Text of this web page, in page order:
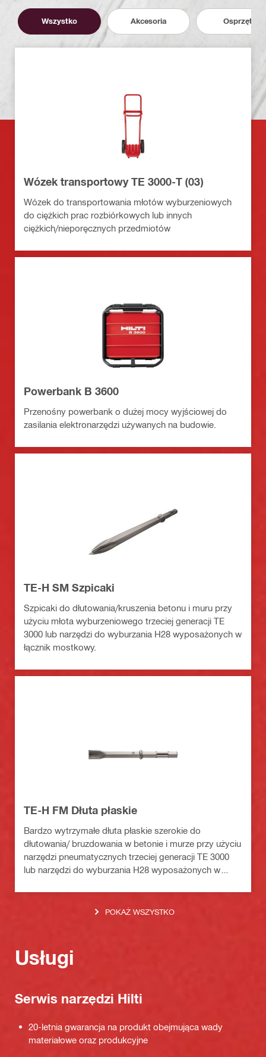
Wszystko Akcesoria Osprzęt
Wózek transportowy TE 3000-T (03)
Wózek do transportowania młotów wyburzeniowych
do ciężkich prac rozbiórkowych lub innych
ciężkich/nieporęcznych przedmiotów
Powerbank B 3600
Przenośny powerbank o dużej mocy wyjściowej do
zasilania elektronarzędzi używanych na budowie.
TE-H SM Szpicaki
Szpicaki do dłutowania/kruszenia betonu i muru przy
użyciu młota wyburzeniowego trzeciej generacji TE
3000 lub narzędzi do wyburzania H28 wyposażonych w
łącznik mostkowy.
TE-H FM Dłuta płaskie
Bardzo wytrzymałe dłuta płaskie szerokie do
dłutowania/ bruzdowania w betonie i murze przy użyciu
narzędzi pneumatycznych trzeciej generacji TE 3000
lub narzędzi do wyburzania H28 wyposażonych w
POKAŻ WSZYSTKO
Usługi
Serwis narzędzi Hilti
20-letnia gwarancja na produkt obejmująca wady
materiałowe oraz produkcyjne